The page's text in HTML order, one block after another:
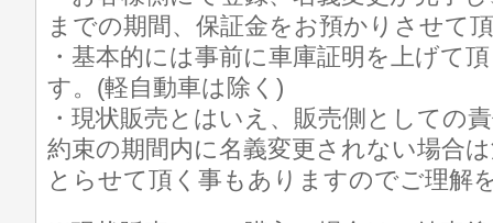
までの期間、保証金をお預かりさせて
・基本的には事前に車庫証明を上げて
す。(軽自動車は除く)
・現状販売とはいえ、販売側としての
約束の期間内に名義変更されない場合
とらせて頂く事もありますのでご理解